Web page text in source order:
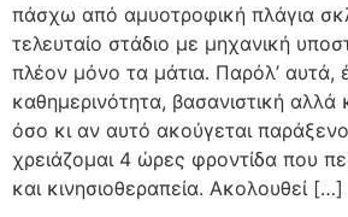
πάσχω από αμυοτροφική πλάγια
τελευταίο στάδιο με μηχανική
πλέον μόνο τα μάτια. Παρόλ’ αυτά,
καθημερινότητα, βασανιστική αλλά
όσο κι αν αυτό ακούγεται
χρειάζομαι 4 ώρες φροντίδα που
και κινησιοθεραπεία. Ακολουθεί […]